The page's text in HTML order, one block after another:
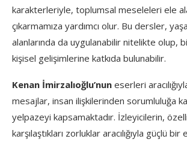
karakterleriyle, toplumsal meseleleri ele
çıkarmamıza yardımcı olur. Bu dersler,
alanlarında da uygulanabilir nitelikte olup,
kişisel gelişimlerine katkıda bulunabilir.
Kenan İmirzalıoğlu’nun eserleri
mesajlar, insan ilişkilerinden sorumluluğa
yelpazeyi kapsamaktadır. İzleyicilerin,
karşılaştıkları zorluklar aracılığıyla güçlü